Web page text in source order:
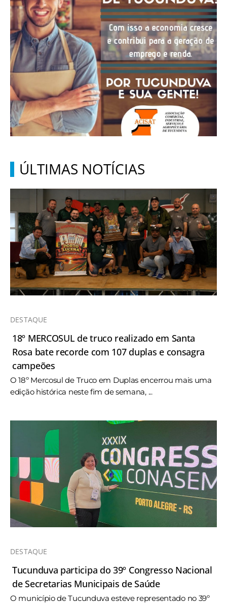
ÚLTIMAS NOTÍCIAS
DESTAQUE
18º MERCOSUL de truco realizado em Santa
Rosa bate recorde com 107 duplas e consagra
campeões
O 18º Mercosul de Truco em Duplas encerrou mais uma
edição histórica neste fim de semana, ...
DESTAQUE
Tucunduva participa do 39º Congresso Nacional
de Secretarias Municipais de Saúde
O município de Tucunduva esteve representado no 39º